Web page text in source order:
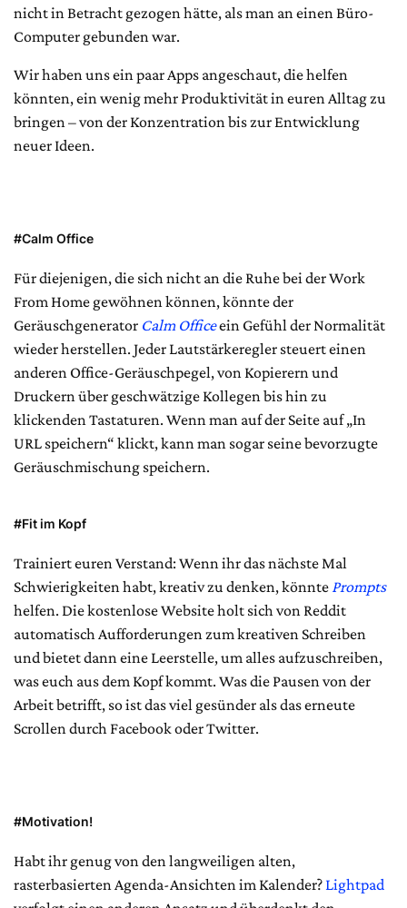
nicht in Betracht gezogen hätte, als man an einen Büro-
Computer gebunden war.
Wir haben uns ein paar Apps angeschaut, die helfen
könnten, ein wenig mehr Produktivität in euren Alltag zu
bringen – von der Konzentration bis zur Entwicklung
neuer Ideen.
#Calm Office
Für diejenigen, die sich nicht an die Ruhe bei der Work
From Home gewöhnen können, könnte der
Geräuschgenerator Calm Officeein Gefühl der Normalität
wieder herstellen. Jeder Lautstärkeregler steuert einen
anderen Office-Geräuschpegel, von Kopierern und
Druckern über geschwätzige Kollegen bis hin zu
klickenden Tastaturen. Wenn man auf der Seite auf „In
URL speichern“ klickt, kann man sogar seine bevorzugte
Geräuschmischung speichern.
#Fit im Kopf
Trainiert euren Verstand: Wenn ihr das nächste Mal
Schwierigkeiten habt, kreativ zu denken, könnte Prompts
helfen. Die kostenlose Website holt sich von Reddit
automatisch Aufforderungen zum kreativen Schreiben
und bietet dann eine Leerstelle, um alles aufzuschreiben,
was euch aus dem Kopf kommt. Was die Pausen von der
Arbeit betrifft, so ist das viel gesünder als das erneute
Scrollen durch Facebook oder Twitter.
#Motivation!
Habt ihr genug von den langweiligen alten,
rasterbasierten Agenda-Ansichten im Kalender?Lightpad